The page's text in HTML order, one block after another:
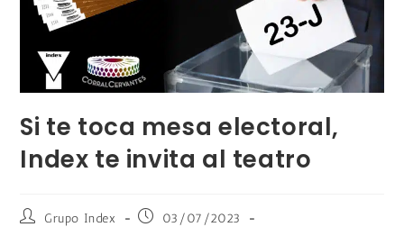
Si te toca mesa electoral,
Index te invita al teatro
Grupo Index
03/07/2023